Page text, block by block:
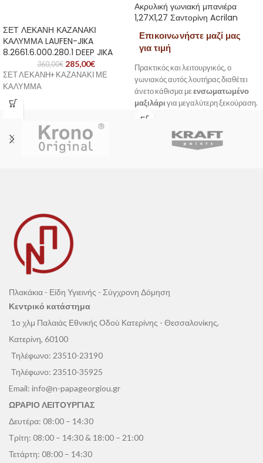
ΣΕΤ ΛΕΚΑΝΗ ΚΑΖΑΝΑΚΙ
ΚΑΛΥΜΜΑ LAUFEN-JIKA
8.2661.6.000.280.1 DEEP JIKA
360,00€ 285,00€
ΣΕΤ ΛΕΚΑΝΗ+ ΚΑΖΑΝΑΚΙ ΜΕ
ΚΑΛΥΜΜΑ
Ακρυλική γωνιακή μπανιέρα
1,27Χ1,27 Σαντορίνη Acrilan
Επικοινωνήστε μαζί μας
για τιμή
Πρακτικός και λειτουργικός, ο
γωνιακός αυτός λουτήρας διαθέτει
άνετο κάθισμα μεενσωματωμένο
μαξιλάρι για μεγαλύτερη ξεκούραση.
Η βαλβίδα τοποθετημένη στο κέντρο
ενσωματωμένη χειρολαβή
στήριξηκαι
Πλακάκια - Είδη Υγιεινής - Σύγχρονη Δόμηση
Κεντρικό κατάστημα
1ο χλμ Παλαιάς Εθνικής Οδού Κατερίνης - Θεσσαλονίκης,
Κατερίνη, 60100
Τηλέφωνο: 23510-23190
Τηλέφωνο: 23510-35925
Email: info@n-papageorgiou.gr
ΩΡΑΡΙΟ ΛΕΙΤΟΥΡΓΙΑΣ
Δευτέρα: 08:00 – 14:30
Τρίτη: 08:00 – 14:30 & 18:00 – 21:00
Τετάρτη: 08:00 – 14:30